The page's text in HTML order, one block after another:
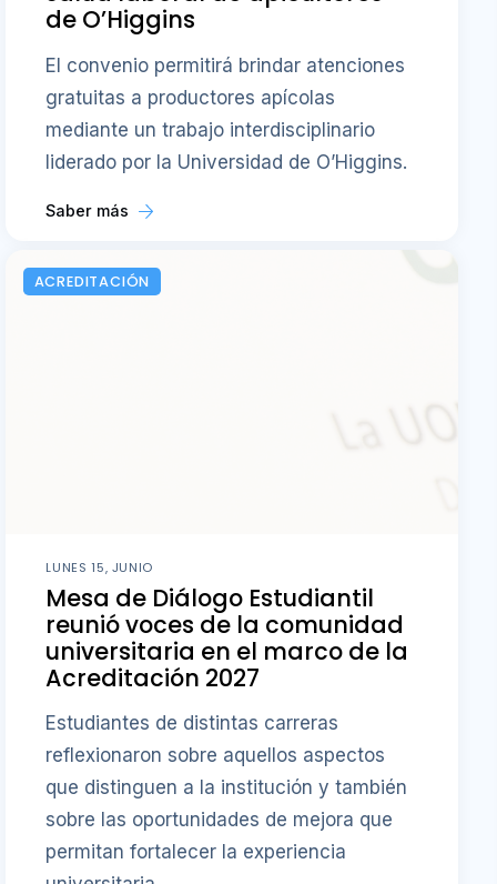
de O’Higgins
El convenio permitirá brindar atenciones
gratuitas a productores apícolas
mediante un trabajo interdisciplinario
liderado por la Universidad de O’Higgins.
Saber más
ACREDITACIÓN
LUNES 15, JUNIO
Mesa de Diálogo Estudiantil
reunió voces de la comunidad
universitaria en el marco de la
Acreditación 2027
Estudiantes de distintas carreras
reflexionaron sobre aquellos aspectos
que distinguen a la institución y también
sobre las oportunidades de mejora que
permitan fortalecer la experiencia